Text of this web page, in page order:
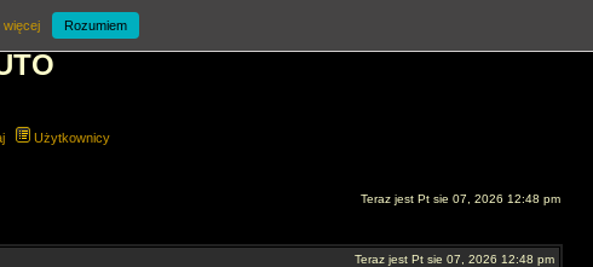
Użytkownicy
Teraz jest Pt sie 07, 2026 12:48 pm
Teraz jest Pt sie 07, 2026 12:48 pm
więcej Rozumiem